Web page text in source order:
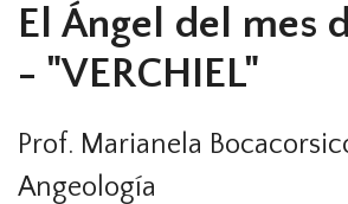
El Ángel del mes
- "VERCHIEL"
Prof. Marianela
Angeología